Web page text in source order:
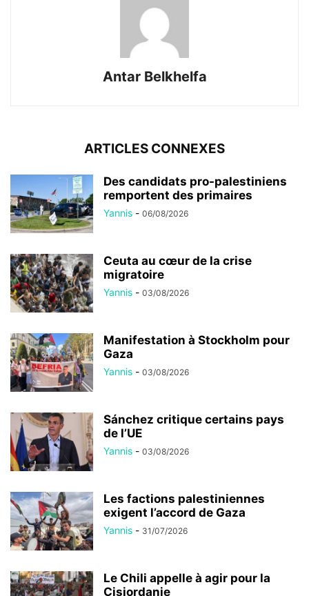
Antar Belkhelfa
ARTICLES CONNEXES
Des candidats pro-palestiniens
remportent des primaires
Yannis - 06/08/2026
Ceuta au cœur de la crise
migratoire
Yannis - 03/08/2026
Manifestation à Stockholm pour
Gaza
Yannis - 03/08/2026
Sánchez critique certains pays
de l’UE
Yannis - 03/08/2026
Les factions palestiniennes
exigent l’accord de Gaza
Yannis - 31/07/2026
Le Chili appelle à agir pour la
Cisjordanie